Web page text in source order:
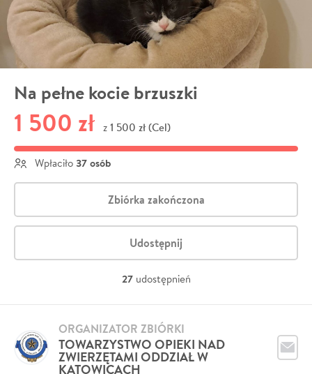
Na pełne kocie brzuszki
1 500 zł z 1 500 zł (Cel)
Wpłaciło 37 osób
Zbiórka zakończona
Udostępnij
27 udostępnień
TOWARZYSTWO OPIEKI NAD
ZWIERZĘTAMI ODDZIAŁ W
KATOWICACH
ORGANIZATOR ZBIÓRKI